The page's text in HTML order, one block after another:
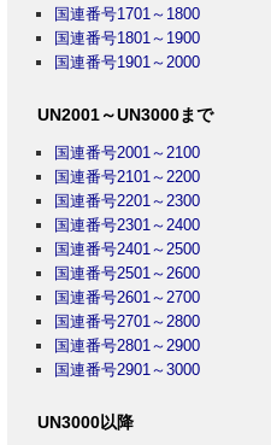
国連番号1701～1800
国連番号1801～1900
国連番号1901～2000
UN2001～UN3000まで
国連番号2001～2100
国連番号2101～2200
国連番号2201～2300
国連番号2301～2400
国連番号2401～2500
国連番号2501～2600
国連番号2601～2700
国連番号2701～2800
国連番号2801～2900
国連番号2901～3000
UN3000以降